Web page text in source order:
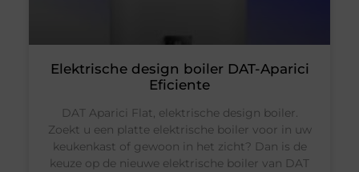
Elektrische design boiler DAT-Aparici
Eficiente
DAT Aparici Flat, elektrische design boiler.
Zoekt u een platte elektrische boiler voor in uw
keukenkast of gewoon in het zicht? Dan is de
keuze op de nieuwe elektrische boiler van DAT